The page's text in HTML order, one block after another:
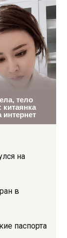
на
в
паспорта